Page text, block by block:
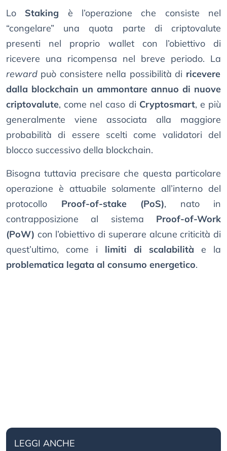
Lo Staking è l’operazione che consiste nel
“congelare” una quota parte di criptovalute
presenti nel proprio wallet con l’obiettivo di
ricevere una ricompensa nel breve periodo. La
reward può consistere nella possibilità di ricevere
dalla blockchain un ammontare annuo di nuove
criptovalute, come nel caso di Cryptosmart, e più
generalmente viene associata alla maggiore
probabilità di essere scelti come validatori del
blocco successivo della blockchain.
Bisogna tuttavia precisare che questa particolare
operazione è attuabile solamente all’interno del
protocollo Proof-of-stake (PoS), nato in
contrapposizione al sistema Proof-of-Work
(PoW) con l’obiettivo di superare alcune criticità di
quest’ultimo, come i limiti di scalabilità e la
problematica legata al consumo energetico.
LEGGI ANCHE